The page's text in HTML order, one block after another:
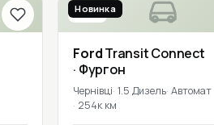
2019
Новинка
FordTransit Connect
· Фургон
Чернівці 1.5 Дизель Автомат
254к км